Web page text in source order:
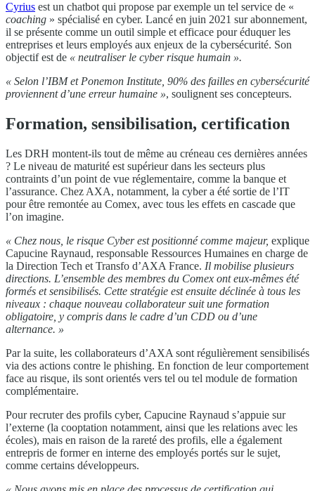
Cyrius est un chatbot qui propose par exemple un tel service de «
coaching » spécialisé en cyber. Lancé en juin 2021 sur abonnement,
il se présente comme un outil simple et efficace pour éduquer les
entreprises et leurs employés aux enjeux de la cybersécurité. Son
objectif est de « neutraliser le cyber risque humain ».
« Selon l’IBM et Ponemon Institute, 90% des failles en cybersécurité
proviennent d’une erreur humaine », soulignent ses concepteurs.
Formation, sensibilisation, certification
Les DRH montent-ils tout de même au créneau ces dernières années
? Le niveau de maturité est supérieur dans les secteurs plus
contraints d’un point de vue réglementaire, comme la banque et
l’assurance. Chez AXA, notamment, la cyber a été sortie de l’IT
pour être remontée au Comex, avec tous les effets en cascade que
l’on imagine.
« Chez nous, le risque Cyber est positionné comme majeur, explique
Capucine Raynaud, responsable Ressources Humaines en charge de
la Direction Tech et Transfo d’AXA France. Il mobilise plusieurs
directions. L’ensemble des membres du Comex ont eux-mêmes été
formés et sensibilisés. Cette stratégie est ensuite déclinée à tous les
niveaux : chaque nouveau collaborateur suit une formation
obligatoire, y compris dans le cadre d’un CDD ou d’une
alternance. »
Par la suite, les collaborateurs d’AXA sont régulièrement sensibilisés
via des actions contre le phishing. En fonction de leur comportement
face au risque, ils sont orientés vers tel ou tel module de formation
complémentaire.
Pour recruter des profils cyber, Capucine Raynaud s’appuie sur
l’externe (la cooptation notamment, ainsi que les relations avec les
écoles), mais en raison de la rareté des profils, elle a également
entrepris de former en interne des employés portés sur le sujet,
comme certains développeurs.